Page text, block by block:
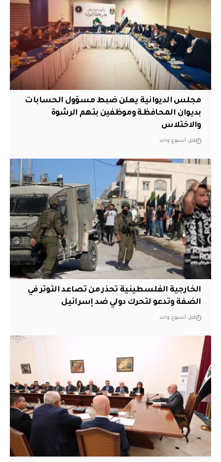
مجلس الديوانية يعلن ضبط مسؤول الحسابات
بديوان المحافظة وموظفين بتهم الرشوة
والاختلاس
قبل أسبوع واحد
الخارجية الفلسطينية تحذر من تصاعد التوتر في
الضفة وتدعو لتحرك دولي ضد إسرائيل
قبل أسبوع واحد